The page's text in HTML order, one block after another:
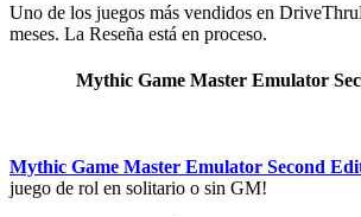
Uno de los juegos más vendidos en
meses. La Reseña está en proceso.
Mythic Game Master Emulator
Mythic Game Master Emulator Second
juego de rol en solitario o sin GM!